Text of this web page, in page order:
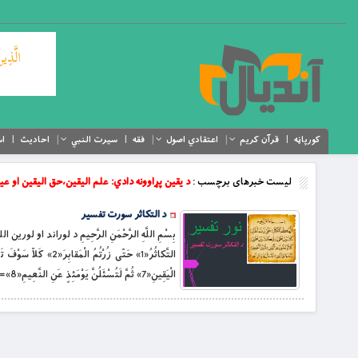
کورپاڼه قرآن کریم اعتقادي اصول فقه سیرت النبي احادیث
لیست خبرهای برچسب :د یقین پړاوونه دادي: علم الیقین،حق الیقین او
د التکاثر سورت تفسیر
بِسْمِ اللَّهِ الرَّحْمَنِ الرَّحِيمِ د لوراند او لورین
الْیَقِینِ«7» ثُمَّ لَتُسْئَلُنَّ یَوْمَئِذٍ عَنِ النَّعِیمِ«8»= […]